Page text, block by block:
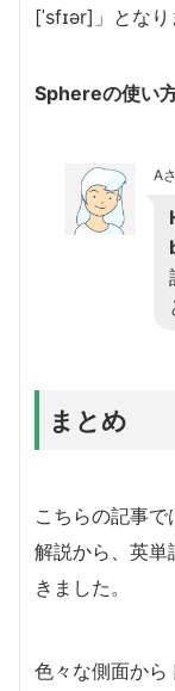
[ˈsfɪər]」となり
Sphereの使い
A
まとめ
こちらの記事
解説から、英単
きました。
色々な側面から